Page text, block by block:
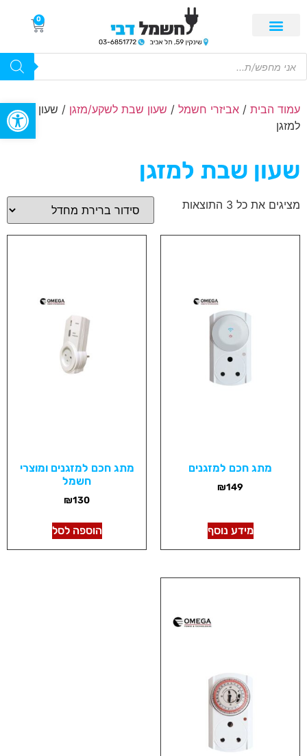
פתח
0
עמוד הבית / אביזרי חשמל / שעון שבת לשקע/מזגן / שעון שבת
למזגן
שעון שבת למזגן
מציגים את כל ⁦3⁩ התוצאות
מתג חכם למזגנים
₪149
מידע נוסף
מתג חכם למזגנים ומוצרי
חשמל
₪130
הוספה לסל